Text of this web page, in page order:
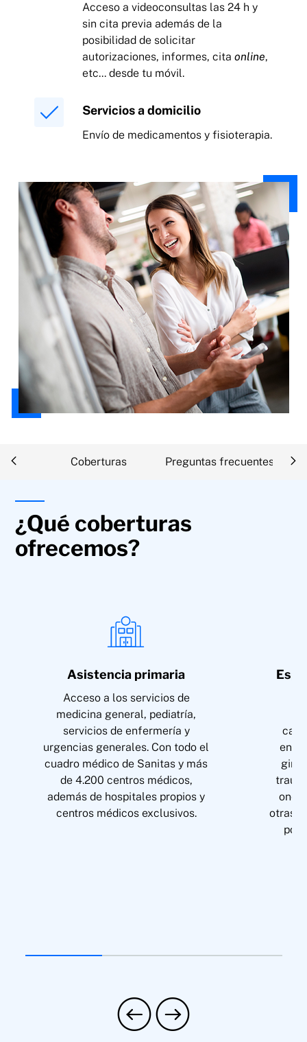
Acceso a videoconsultas las 24 h y
sin cita previa además de la
posibilidad de solicitar
autorizaciones, informes, cita online,
etc... desde tu móvil.
Servicios a domicilio
Envío de medicamentos y fisioterapia.
Coberturas Preguntas frecuentes
¿Qué coberturas
ofrecemos?
Asistencia primaria
Acceso a los servicios de
medicina general, pediatría,
servicios de enfermería y
urgencias generales. Con todo el
cuadro médico de Sanitas y más
de 4.200 centros médicos,
además de hospitales propios y
centros médicos exclusivos.
otras,
por